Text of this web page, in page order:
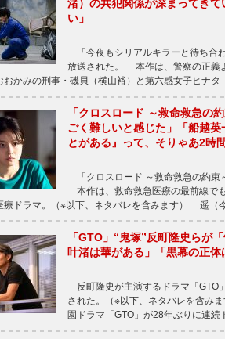
渚）の共犯関係が深まってき
い」
「今夜もシリアルキラーと待ち合
放送された。 本作は、警察の正義
おかみの刑事・磯貝（横山裕）と第六感女子ヒナタ
「クロスロード ～救命救急の
ごく難しいと感じた」「船越
とがある』って、そりゃあ2時
「クロスロード ～救命救急の約束
本作は、救命救急医療の最前線で
療ドラマ。（※以下、ネタバレを含みます） 遥（
「GTO」“鬼塚”反町隆史らが
叶渚は華がある」「黒幕の正体
反町隆史が主演するドラマ「GTO
された。（※以下、ネタバレを含み
園ドラマ「GTO」が28年ぶりに連